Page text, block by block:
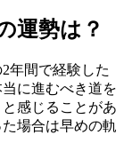
運勢は？
年間で経験した
に進むべき道を
感じることがあ
場合は早めの軌